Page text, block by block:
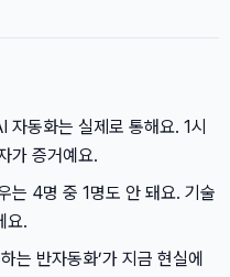
자동화는 실제로 통해요. 1시
증거예요.
는 4명 중 1명도 안 돼요. 기술
요.
는 반자동화’가 지금 현실에